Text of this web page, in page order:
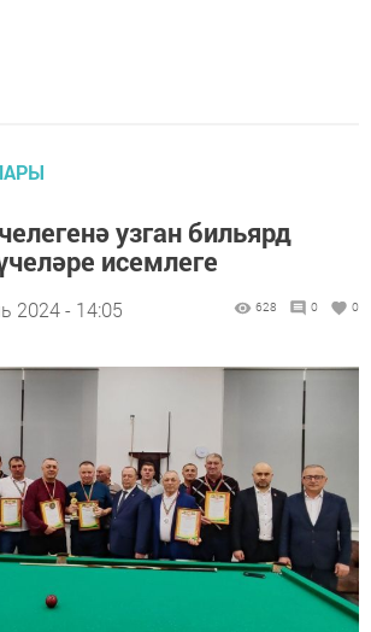
узган бильярд
исемлеге
2024 - 14:05 628 0 0